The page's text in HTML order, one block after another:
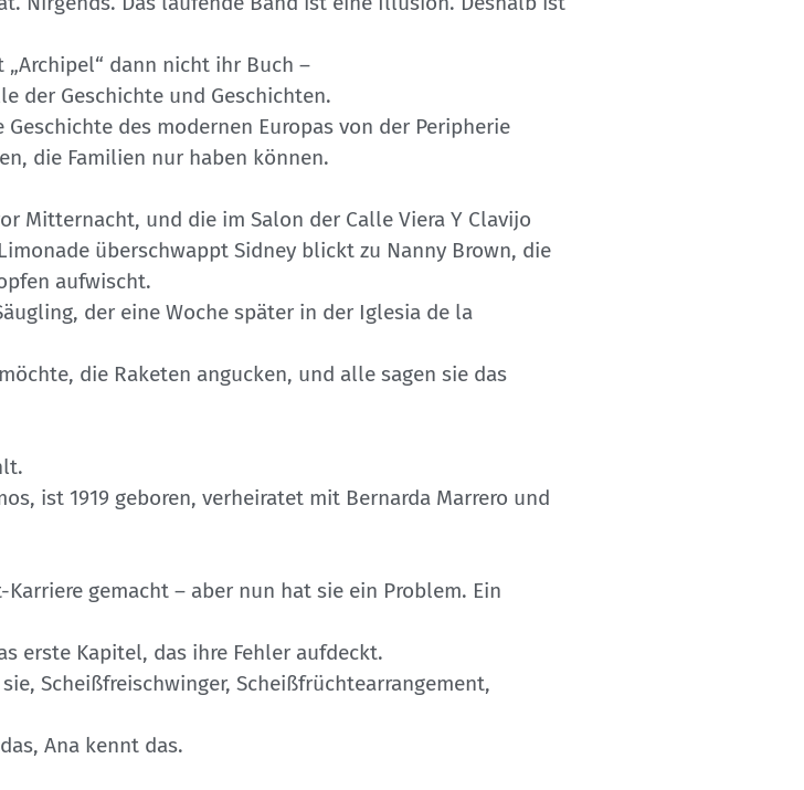
dann nicht ihr Buch –
der Geschichte und Geschichten.
des modernen Europas von der Peripherie
die Familien nur haben können.
Mitternacht, und die im Salon der Calle Viera Y Clavijo
überschwappt Sidney blickt zu Nanny Brown, die
aufwischt.
der eine Woche später in der Iglesia de la
die Raketen angucken, und alle sagen sie das
ist 1919 geboren, verheiratet mit Bernarda Marrero und
gemacht – aber nun hat sie ein Problem. Ein
erste Kapitel, das ihre Fehler aufdeckt.
Scheißfreischwinger, Scheißfrüchtearrangement,
Ana kennt das.